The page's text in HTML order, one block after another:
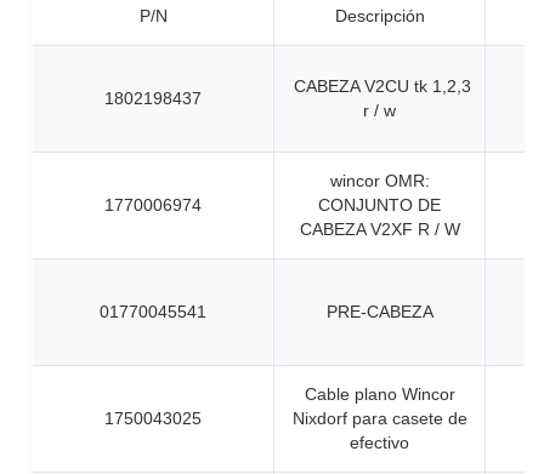
P/N Descripción
1802198437
CABEZA V2CU tk 1,2,3
r / w
1770006974
wincor OMR:
CONJUNTO DE
CABEZA V2XF R / W
01770045541 PRE-CABEZA
1750043025
Cable plano Wincor
Nixdorf para casete de
efectivo